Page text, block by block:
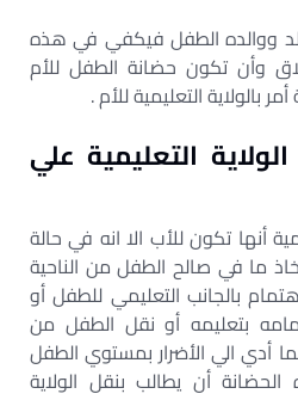
ووالده الطفل فيكفي في هذه
وأن تكون حضانة الطفل للأم
بالولاية التعليمية للأم .
التعليمية علي
أنها تكون للأب الا انه في حالة
ما في صالح الطفل من الناحية
بالجانب التعليمي للطفل أو
بتعليمه أو نقل الطفل من
أدي الي الأضرار بمستوي الطفل
أن يطالب بنقل الولاية